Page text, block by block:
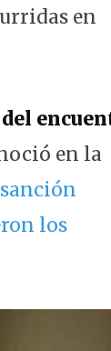
en
del
en la
los